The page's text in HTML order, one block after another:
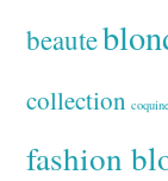
beaute
collection
fashion